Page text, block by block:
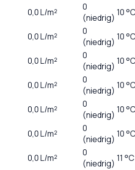
0,0L/m²
0
(niedrig) 10
0,0L/m²
0
(niedrig) 10
0,0L/m²
0
(niedrig) 10
0,0L/m²
0
(niedrig) 10
0,0L/m²
0
(niedrig) 10
0,0L/m²
0
(niedrig) 10
0,0L/m²
0
(niedrig) 11 °C